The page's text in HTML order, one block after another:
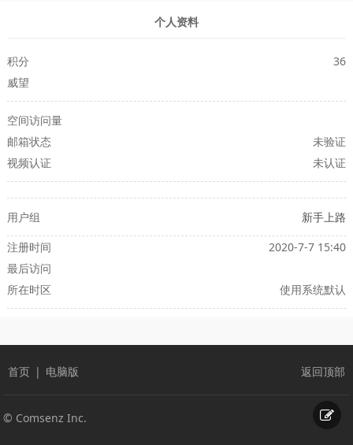
个人资料
积分
36
威望
空间访问量
邮箱状态
未验证
视频认证
未认证
用户组
新手上路
注册时间
2020-7-7 15:40
最后访问
所在时区
使用系统默认
首页 | 电脑版 返回顶部
© Comsenz Inc.